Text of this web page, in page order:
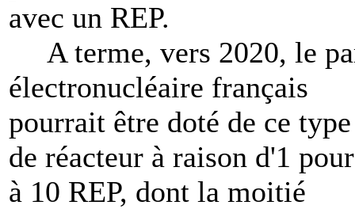
avec un REP.
A terme, vers 2020, le
électronucléaire français
pourrait être doté de ce type
de réacteur à raison d'1
à 10 REP, dont la moitié